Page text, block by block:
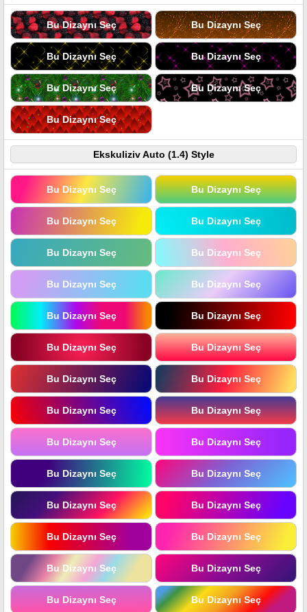
Bu Dizaynı Seç Bu Dizaynı Seç
Bu Dizaynı Seç Bu Dizaynı Seç
Bu Dizaynı Seç Bu Dizaynı Seç
Bu Dizaynı Seç
Ekskuliziv Auto (1.4) Style
Bu Dizaynı Seç Bu Dizaynı Seç
Bu Dizaynı Seç Bu Dizaynı Seç
Bu Dizaynı Seç Bu Dizaynı Seç
Bu Dizaynı Seç Bu Dizaynı Seç
Bu Dizaynı Seç Bu Dizaynı Seç
Bu Dizaynı Seç Bu Dizaynı Seç
Bu Dizaynı Seç Bu Dizaynı Seç
Bu Dizaynı Seç Bu Dizaynı Seç
Bu Dizaynı Seç Bu Dizaynı Seç
Bu Dizaynı Seç Bu Dizaynı Seç
Bu Dizaynı Seç Bu Dizaynı Seç
Bu Dizaynı Seç Bu Dizaynı Seç
Bu Dizaynı Seç Bu Dizaynı Seç
Bu Dizaynı Seç Bu Dizaynı Seç